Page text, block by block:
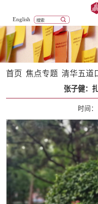
English
首页 焦点专题 清华五道
张子健：
时间：